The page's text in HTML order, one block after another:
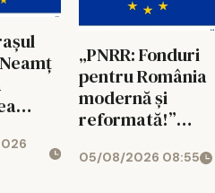
„PNRR: Fonduri
pentru România
modernă și
reformată!”
model de
05/08/2026 08:55